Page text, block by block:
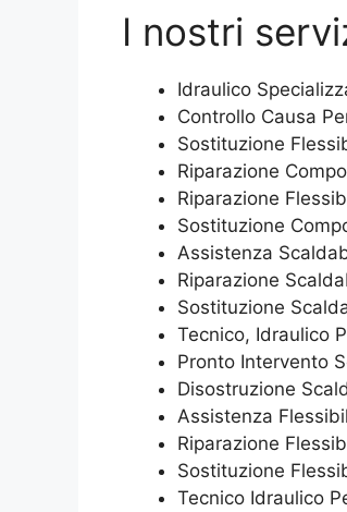
I nostri
Idraulico
Controllo Causa
Sostituzione
Riparazione
Riparazione
Sostituzione
Assistenza
Riparazione
Sostituzione
Tecnico, Idraulico
Pronto Intervento
Disostruzione
Assistenza
Riparazione
Sostituzione
Tecnico Idraulico